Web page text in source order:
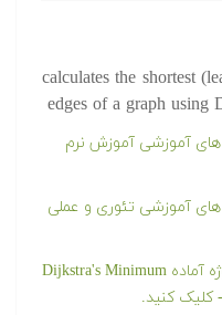
calculates the shortest
edges of a graph using
آموزشی آموزش نرم
آموزشی تئوری و عملی
دانلود رایگان کد و پروژه آماده Dijkstra's Minimum